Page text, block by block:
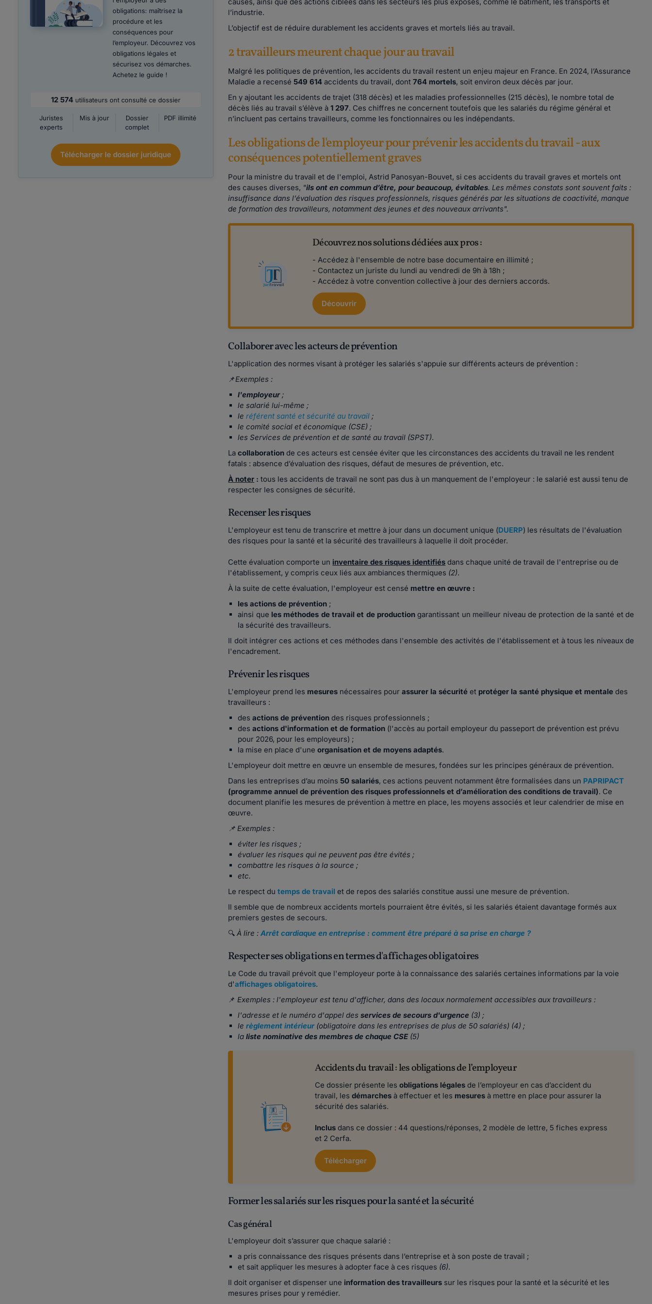
obligations: maîtrisez la
procédure et les
conséquences pour
l’employeur. Découvrez vos
obligations légales et
sécurisez vos démarches.
Achetez le guide !
12 574 utilisateurs ont consulté ce dossier
Juristes
experts
Mis à jour
Dossier
complet
PDF illimité
Télécharger le dossier juridique
l’industrie.
L’objectif est de réduire durablement les accidents graves et mortels liés au travail.
2 travailleurs meurent chaque jour au travail
Malgré les politiques de prévention, les accidents du travail restent un enjeu majeur en France. En 2024, l’Assurance
Maladie a recensé 549 614accidents du travail, dont764 mortels, soit environ deux décès par jour.
En y ajoutant les accidents de trajet (318 décès) et les maladies professionnelles (215 décès), le nombre total de
décès liés au travail s’élève à1 297. Ces chiffres ne concernent toutefois que les salariés du régime général et
n’incluent pas certains travailleurs, comme les fonctionnaires ou les indépendants.
Les obligations de l'employeur pour prévenir les accidents du travail - aux
conséquences potentiellement graves
Pour la ministre du travail et de l'emploi, Astrid Panosyan-Bouvet, si ces accidents du travail graves et mortels ont
des causes diverses, "ils ont en commun d’être, pour beaucoup, évitables. Les mêmes constats sont souvent faits :
insuffisance dans l’évaluation des risques professionnels, risques générés par les situations de coactivité, manque
de formation des travailleurs, notamment des jeunes et des nouveaux arrivants".
Découvrez nos solutions dédiées aux pros :
- Accédez à l'ensemble de notre base documentaire en illimité ;
- Contactez un juriste du lundi au vendredi de 9h à 18h ;
- Accédez à votre convention collective à jour des derniers accords.
Découvrir
Collaborer avec les acteurs de prévention
L'application des normes visant à protéger les salariés s'appuie sur différents acteurs de prévention :
📌Exemples :
l'employeur;
le salarié lui-même ;
leréférent santé et sécurité au travail ;
le comité social et économique (CSE) ;
les Services de prévention et de santé au travail (SPST).
Lacollaboration de ces acteurs est censée éviter que les circonstances des accidents du travail ne les rendent
fatals : absence d’évaluation des risques, défaut de mesures de prévention, etc.
À noter : tous les accidents de travail ne sont pas dus à un manquement de l'employeur : le salarié est aussi tenu de
respecter les consignes de sécurité.
Recenser les risques
L'employeur est tenu de transcrire et mettre à jour dans un document unique (DUERP) les résultats de l'évaluation
des risques pour la santé et la sécurité des travailleurs à laquelle il doit procéder.
Cette évaluation comporte un inventaire des risques identifiés dans chaque unité de travail de l'entreprise ou de
l'établissement, y compris ceux liés aux ambiances thermiques (2).
À la suite de cette évaluation, l'employeur est censé mettre en œuvre :
les actions de prévention ;
ainsi que les méthodes de travail et de productiongarantissant un meilleur niveau de protection de la santé et de
la sécurité des travailleurs.
Il doit intégrer ces actions et ces méthodes dans l'ensemble des activités de l'établissement et à tous les niveaux de
l'encadrement.
Prévenir les risques
L'employeur prend les mesures nécessaires pourassurer la sécurité et protéger la santé physique et mentale des
travailleurs :
desactions de prévention des risques professionnels ;
desactions d'information et de formation (l'accès au portail employeur du passeport de prévention est prévu
pour 2026, pour les employeurs) ;
la mise en place d'uneorganisation et de moyens adaptés.
L'employeur doit mettre en œuvre un ensemble de mesures, fondées sur les principes généraux de prévention.
Dans les entreprises d’au moins50 salariés, ces actions peuvent notamment être formalisées dans un PAPRIPACT
(programme annuel de prévention des risques professionnels et d’amélioration des conditions de travail). Ce
document planifie les mesures de prévention à mettre en place, les moyens associés et leur calendrier de mise en
œuvre.
📌 Exemples :
éviter les risques ;
évaluer les risques qui ne peuvent pas être évités ;
combattre les risques à la source ;
etc.
Le respect dutemps de travail et de repos des salariés constitue aussi une mesure de prévention.
Il semble que de nombreux accidents mortels pourraient être évités, si les salariés étaient davantage formés aux
premiers gestes de secours.
🔍 À lire :Arrêt cardiaque en entreprise : comment être préparé à sa prise en charge ?
Respecter ses obligations en termes d'affichages obligatoires
Le Code du travail prévoit que l'employeur porte à la connaissance des salariés certaines informations par la voie
d'affichages obligatoires.
📌Exemples : l'employeur est tenu d'afficher, dans des locaux normalement accessibles aux travailleurs :
l'adresse et le numéro d'appel desservices de secours d'urgence (3) ;
lerèglement intérieur(obligatoire dans les entreprises de plus de 50 salariés) (4) ;
laliste nominative des membres de chaque CSE (5)
Accidents du travail : les obligations de l’employeur
Ce dossier présente les obligations légales de l’employeur en cas d’accident du
travail, lesdémarches à effectuer et les mesures à mettre en place pour assurer la
sécurité des salariés.
Inclus dans ce dossier : 44 questions/réponses, 2 modèle de lettre, 5 fiches express
et 2 Cerfa.
Télécharger
Former les salariés sur les risques pour la santé et la sécurité
Cas général
L'employeur doit s’assurer que chaque salarié :
a pris connaissance des risques présents dans l’entreprise et à son poste de travail ;
et sait appliquer les mesures à adopter face à ces risques (6).
Il doit organiser et dispenser une information des travailleurs sur les risques pour la santé et la sécurité et les
mesures prises pour y remédier.